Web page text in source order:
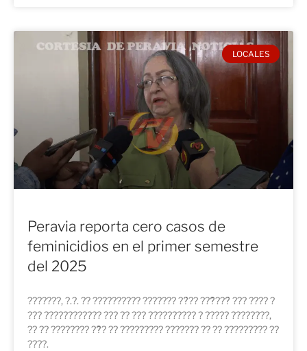
LOCALES
Peravia reporta cero casos de
feminicidios en el primer semestre
del 2025
???????, ?.?. ?? ?????????? ??????? ??́?? ???̃???́ ??? ???? ?
??? ???????????? ??? ?? ??? ?????????? ? ????? ????????,
?? ?? ???????? ??̃? ?? ????????? ??????? ?? ?? ????????? ??
????.